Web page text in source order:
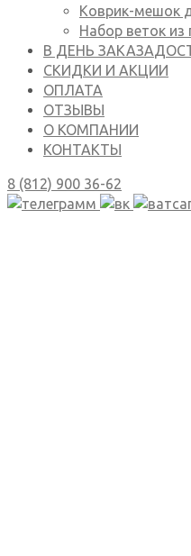
Коврик-мешок
Набор веток из
В ДЕНЬ ЗАКАЗА
СКИДКИ И АКЦИИ
ОПЛАТА
ОТЗЫВЫ
О КОМПАНИИ
КОНТАКТЫ
8 (812) 900 36-62